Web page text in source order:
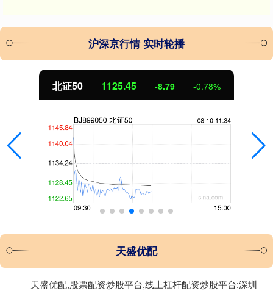
沪深京行情 实时轮播
北证50 1125.45 -8.79 -0.78%
天盛优配
天盛优配,股票配资炒股平台,线上杠杆配资炒股平台:深圳